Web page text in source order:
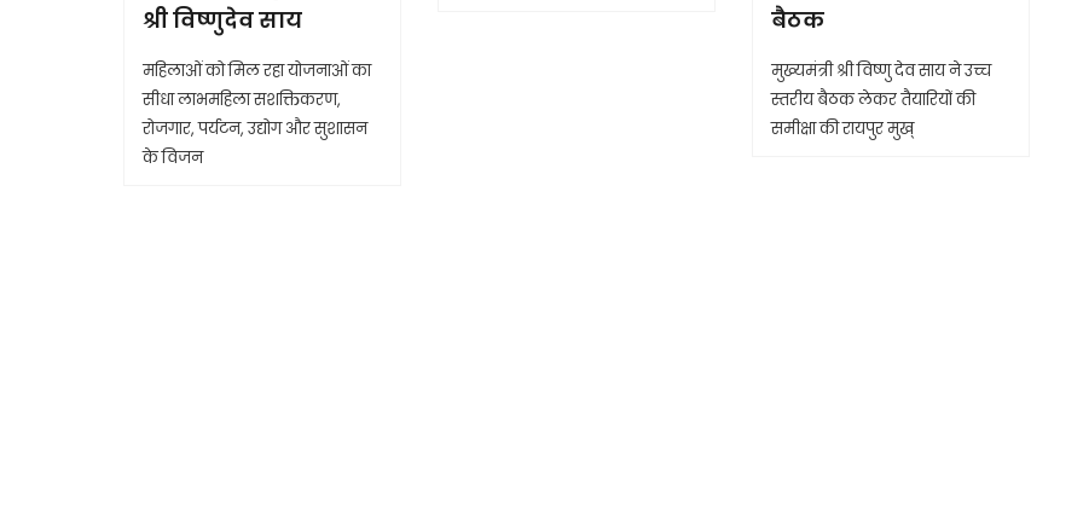
श्री विष्णुदेव साय
महिलाओं को मिल रहा योजनाओं का
सीधा लाभमहिला सशक्तिकरण,
रोजगार, पर्यटन, उद्योग और सुशासन
के विजन
बैठक
मुख्यमंत्री श्री विष्णु देव साय ने उच्च
स्तरीय बैठक लेकर तैयारियों की
समीक्षा की रायपुर मुख्